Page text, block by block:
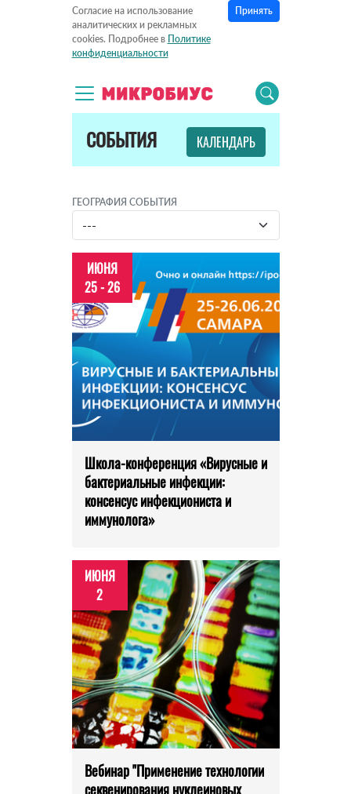
Согласие на использование
аналитических и рекламных
cookies. Подробнее в Политике
конфиденциальности
Принять
СОБЫТИЯ КАЛЕНДАРЬ
ГЕОГРАФИЯ СОБЫТИЯ
ИЮНЯ
25 - 26
Школа-конференция «Вирусные и
бактериальные инфекции:
консенсус инфекциониста и
иммунолога»
ИЮНЯ
2
Вебинар "Применение технологии
секвенирования нуклеиновых